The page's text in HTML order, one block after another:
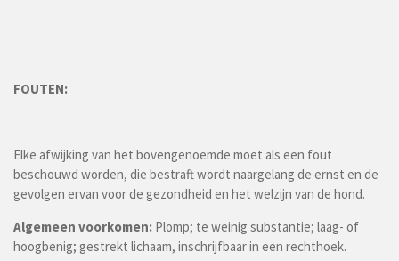
FOUTEN:
Elke afwijking van het bovengenoemde moet als een fout
beschouwd worden, die bestraft wordt naargelang de ernst en de
gevolgen ervan voor de gezondheid en het welzijn van de hond.
Algemeen voorkomen: Plomp; te weinig substantie; laag- of
hoogbenig; gestrekt lichaam, inschrijfbaar in een rechthoek.